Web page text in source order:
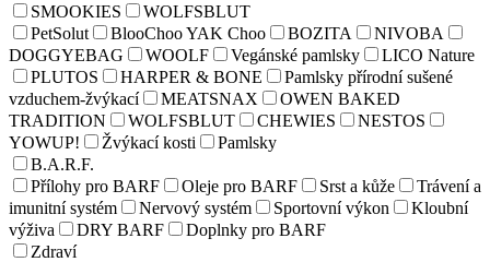
SMOOKIES
WOLFSBLUT
PetSolut
BlooChoo YAK Choo BOZITA
NIVOBA
DOGGYEBAG
WOOLF Vegánské pamlsky
LICO Nature
PLUTOS
HARPER & BONE
Pamlsky přírodní sušené
vzduchem-žvýkací
MEATSNAX
OWEN BAKED
TRADITION
WOLFSBLUT CHEWIES
NESTOS
YOWUP!
Žvýkací kosti
Pamlsky
B.A.R.F.
Přílohy pro BARF
Oleje pro BARF Srst a kůže
Trávení a
imunitní systém
Nervový systém Sportovní výkon
Kloubní
výživa
DRY BARF
Doplnky pro BARF
Zdraví